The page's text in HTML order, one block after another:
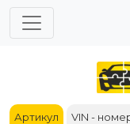
Артикул VIN -